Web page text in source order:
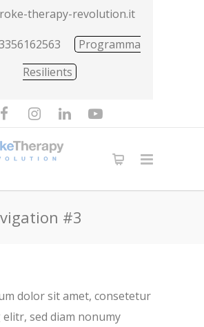
therapy-revolution.it
Programma
Resilients
#3
dolor sit amet, consetetur
elitr, sed diam nonumy